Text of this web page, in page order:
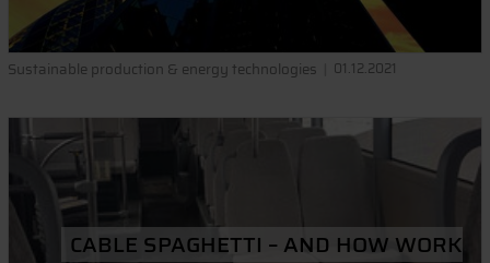
Sustainable production & energy technologies 01.12.2021
CABLE SPAGHETTI – AND HOW WORK